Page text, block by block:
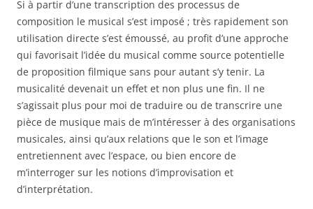
Si à partir d’une transcription des processus de
composition le musical s’est imposé ; très rapidement son
utilisation directe s’est émoussé, au profit d’une approche
qui favorisait l’idée du musical comme source potentielle
de proposition filmique sans pour autant s’y tenir. La
musicalité devenait un effet et non plus une fin. Il ne
s’agissait plus pour moi de traduire ou de transcrire une
pièce de musique mais de m’intéresser à des organisations
musicales, ainsi qu’aux relations que le son et l’image
entretiennent avec l’espace, ou bien encore de
m’interroger sur les notions d’improvisation et
d’interprétation.